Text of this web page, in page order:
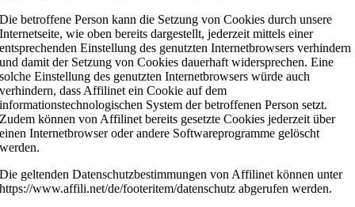
Die betroffene Person kann die Setzung von Cookies durch unsere
Internetseite, wie oben bereits dargestellt, jederzeit mittels einer
entsprechenden Einstellung des genutzten Internetbrowsers verhindern
und damit der Setzung von Cookies dauerhaft widersprechen. Eine
solche Einstellung des genutzten Internetbrowsers würde auch
verhindern, dass Affilinet ein Cookie auf dem
informationstechnologischen System der betroffenen Person setzt.
Zudem können von Affilinet bereits gesetzte Cookies jederzeit über
einen Internetbrowser oder andere Softwareprogramme gelöscht
werden.
Die geltenden Datenschutzbestimmungen von Affilinet können unter
https://www.affili.net/de/footeritem/datenschutz abgerufen werden.